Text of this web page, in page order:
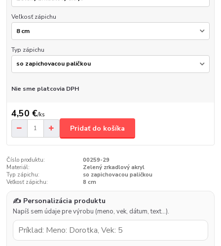
Veľkosť zápichu
Typ zápichu
Nie sme platcovia DPH
4,50 €/ks
Pridať do košíka
Číslo produktu:
00259-29
Materiál:
Zelený zrkadlový akryl
Typ zápichu:
so zapichovacou paličkou
Veľkosť zápichu:
8 cm
✍️ Personalizácia produktu
Napíš sem údaje pre výrobu (meno, vek, dátum, text…).